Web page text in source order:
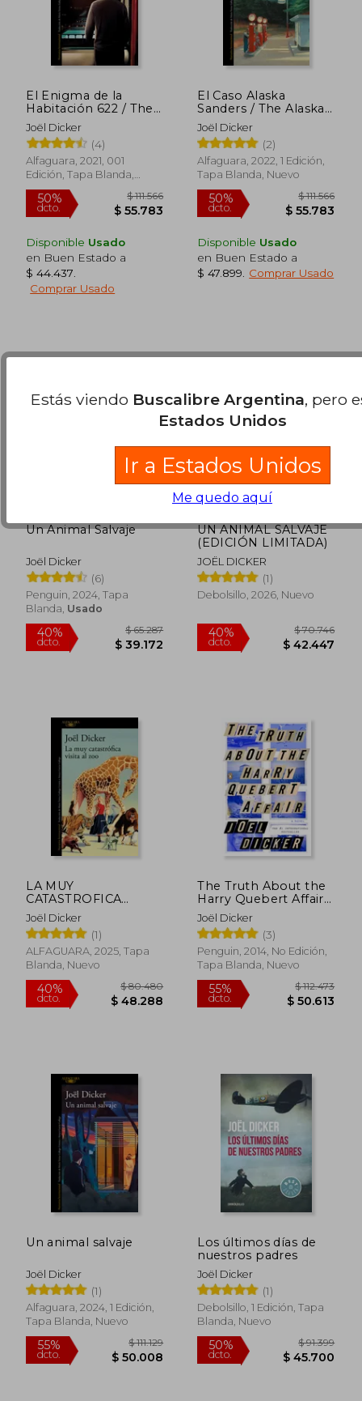
dcto. dcto.
50%
dcto.
40%
dcto.
El Enigma de la
Habitación 622 / The
Enigma of Room 622
Joël Dicker
(4)
Alfaguara, 2021, 001
Edición, Tapa Blanda,
Nuevo
50%
dcto.
Disponible Usado
en Buen Estado a
$ 44.437
Comprar Usado
El Caso Alaska
Sanders / The Alaska
Sanders Affair
Joël Dicker
(2)
Alfaguara, 2022, 1 Edición,
Tapa Blanda, Nuevo
50%
Disponible Usado
en Buen Estado a
$ 47.899
Comprar Usado
Un Animal Salvaje
Joël Dicker
(6)
Penguin, 2024, Tapa
Blanda, Usado
UN ANIMAL SALVAJE
(EDICIÓN LIMITADA)
JOËL DICKER
(1)
Debolsillo, 2026, Nuevo
LA MUY
CATASTROFICA
VISITA AL ZOO
Joël Dicker
(1)
ALFAGUARA, 2025, Tapa
Blanda, Nuevo
The Truth About the
Harry Quebert Affair
(en Inglés)
Joël Dicker
(3)
Penguin, 2014, No Edición,
Tapa Blanda, Nuevo
Un animal salvaje
Joël Dicker
(1)
Alfaguara, 2024, 1 Edición,
Tapa Blanda, Nuevo
Los últimos días de
nuestros padres
Joël Dicker
(1)
Debolsillo, 1 Edición, Tapa
Blanda, Nuevo
Estás viendo Buscalibre Argentina, pero
Estados Unidos
Ir a Estados Unidos
Me quedo aquí